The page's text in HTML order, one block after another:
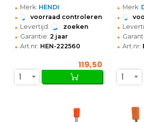
• Merk: HENDI
• voorraad controleren
• Levertijd: zoeken
• Garantie: 2 jaar
• Art.nr: HEN-222560
119,50
1
• Merk:
•
•
•
• Art.nr:
1